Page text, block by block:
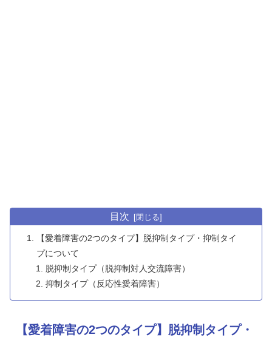
目次
【愛着障害の2つのタイプ】脱抑制タイプ・抑制タイ
プについて
脱抑制タイプ（脱抑制対人交流障害）
抑制タイプ（反応性愛着障害）
【愛着障害の2つのタイプ】脱抑制タイプ・